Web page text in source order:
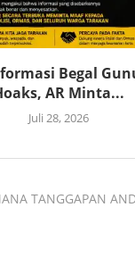
Begal
AR Minta...
Juli 28, 2026
TANGGAPAN